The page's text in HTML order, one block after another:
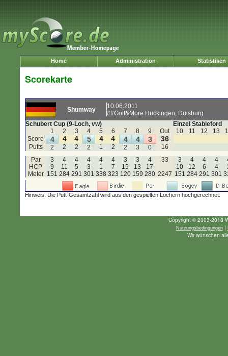
Home Administration Statistiken
Scorekarte
Shumway
10.06.2011
##Golf&More Huckingen, Duisburg
Schubert Cup (9-Loch, vw)
Einzel Stableford
1
2 3 4 5 6 7 8 9 Out 10 11 12 13
Score
4 4 4 5 4 4 4 4 3 36
Putts 2 2 2 2 1 2 2 3 0
16
Par
3 4 4 4 4 4 3 3 4 33 3 4 4 4
HCP
9 11 5 3 1 7 15 13 17 10 12 6 4
Meter 151 284 291 301 338 323 120 159 280 2247 151 284 291 301
Hinweis: Die Putt-Gesamtzahl wird aus den gespielten Löchern hochgerechnet.
Copyright © 2003-2018
Nutzungsbedingungen|
Wir wünschen